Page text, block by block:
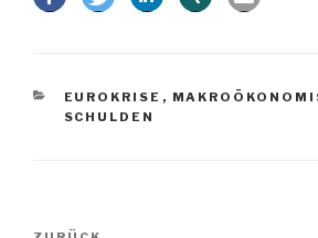
KATEGORIEN
EUROKRISE ,
SCHULDEN
Beitragsnavigation